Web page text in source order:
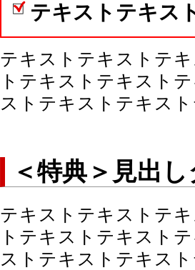
テキストテキス
テキストテキストテ
トテキストテキスト
ストテキストテキス
＜特典＞見出
テキストテキストテ
トテキストテキスト
ストテキストテキス